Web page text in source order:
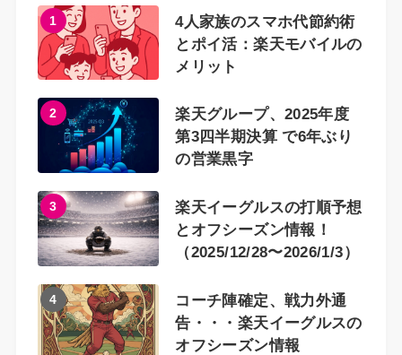
1
4人家族のスマホ代節約術
とポイ活：楽天モバイルの
メリット
2
楽天グループ、2025年度
第3四半期決算 で6年ぶり
の営業黒字
3
楽天イーグルスの打順予想
とオフシーズン情報！
（2025/12/28〜2026/1/3）
4
コーチ陣確定、戦力外通
告・・・楽天イーグルスの
オフシーズン情報